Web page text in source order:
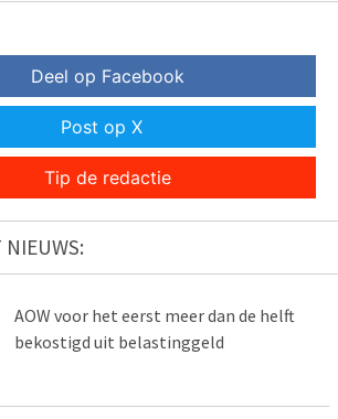
Deel op Facebook
Post op X
Tip de redactie
NIEUWS:
AOW voor het eerst meer dan de helft
bekostigd uit belastinggeld